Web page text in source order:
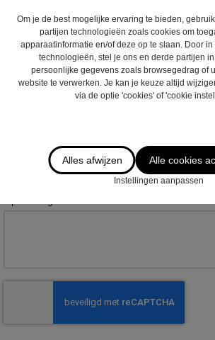
Postcode :
Om je de best mogelijke ervaring te bieden,
partijen technologieën zoals cookies om
apparaatinformatie en/of deze op te slaan. Door in
technologieën, stel je ons en derde partijen
persoonlijke gegevens zoals browsegedrag of
website te verwerken. Je kan je keuze altijd
via de optie 'cookies' of 'cookie
Alles afwijzen Alle cookies
Instellingen aanpassen